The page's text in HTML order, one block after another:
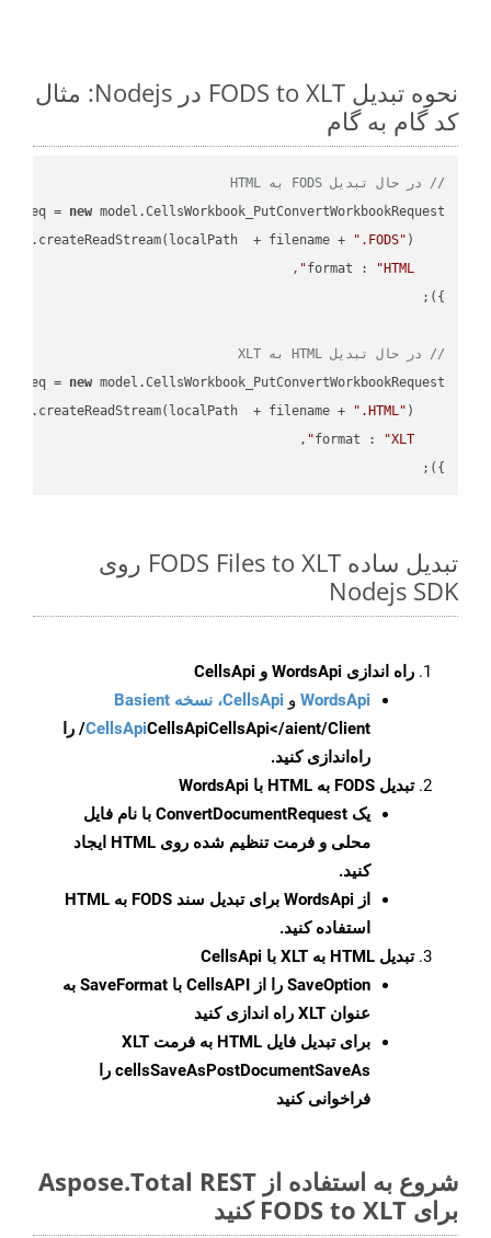
نحوه تبدیل FODS to XLT در Nodejs: مثال
کد گام به گام
// در حال تبدیل FODS به HTML
req = new
+ filename +
".FODS"
format : "HTML"
// در حال تبدیل HTML به XLT
req = new
+ filename +
".HTML"
format : "XLT"
});
تبدیل ساده FODS Files to XLT روی
Nodejs SDK
راه اندازی WordsApi و CellsApi
WordsApi و CellsApi، نسخه Basient
CellsApiCellsApi
CellsApi</aient/Client/ را
راه‌اندازی کنید.
تبدیل FODS به HTML با WordsApi
یک ConvertDocumentRequest با نام فایل
محلی و فرمت تنظیم شده روی HTML ایجاد
کنید.
از WordsApi برای تبدیل سند FODS به HTML
استفاده کنید.
تبدیل HTML به XLT با CellsApi
SaveOption
را از CellsAPI با SaveFormat به
عنوان XLT راه اندازی کنید
برای تبدیل فایل HTML به فرمت
XLT
cellsSaveAsPostDocumentSaveAs را
فراخوانی کنید
شروع به استفاده از Aspose.Total REST
برای FODS to XLT کنید